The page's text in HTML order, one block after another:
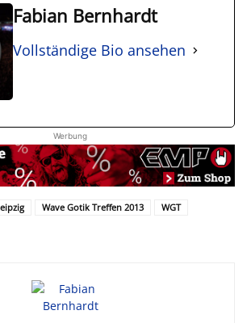
Fabian Bernhardt
Vollständige Bio ansehen
Werbung
Wave Gotik Treffen 2013
WGT